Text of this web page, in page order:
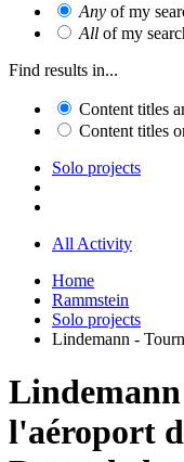
Any of my
All of my
Find results in...
Content titles
Content titles
Solo projects
All Activity
Home
Rammstein
Solo projects
Lindemann -
l'aéroport